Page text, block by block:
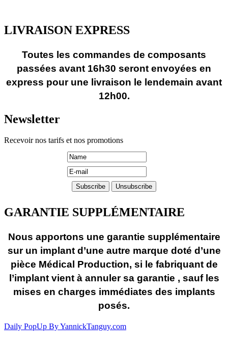
LIVRAISON EXPRESS
Toutes les commandes de composants
passées avant 16h30 seront envoyées en
express pour une livraison le lendemain avant
12h00.
Newsletter
Recevoir nos tarifs et nos promotions
GARANTIE SUPPLÉMENTAIRE
Nous apportons une garantie supplémentaire
sur un implant d’une autre marque doté d’une
pièce Médical Production, si le fabriquant de
l’implant vient à annuler sa garantie , sauf les
mises en charges immédiates des implants
posés.
Daily PopUp By YannickTanguy.com